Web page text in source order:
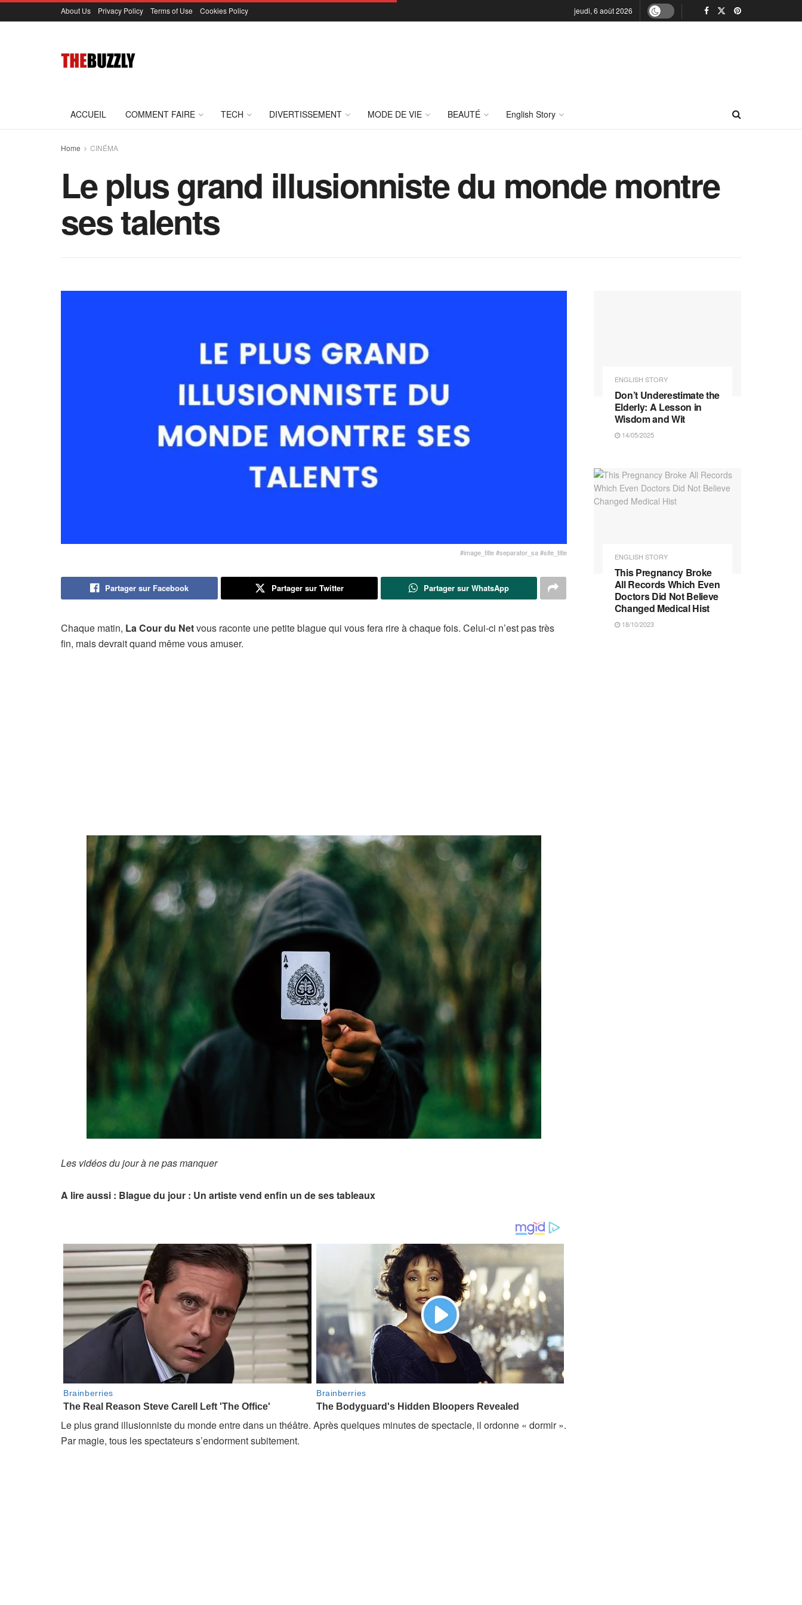
About Us Privacy Policy Terms of Use Cookies Policy jeudi, 6 août 2026
ACCUEIL COMMENT FAIRE TECH DIVERTISSEMENT MODE DE VIE BEAUTÉ English Story
Home CINÉMA
Le plus grand illusionniste du monde montre
ses talents
#image_title #separator_sa #site_title
Partager sur Facebook Partager sur Twitter Partager sur WhatsApp
Chaque matin, La Cour du Netvous raconte une petite blague qui vous fera rire à chaque fois. Celui-ci n’est pas très
fin, mais devrait quand même vous amuser.
Les vidéos du jour à ne pas manquer
A lire aussi : Blague du jour : Un artiste vend enfin un de ses tableaux
Le plus grand illusionniste du monde entre dans un théâtre. Après quelques minutes de spectacle, il ordonne « dormir ».
Par magie, tous les spectateurs s’endorment subitement.
ENGLISH STORY
Don’t Underestimate the
Elderly: A Lesson in
Wisdom and Wit
14/05/2025
ENGLISH STORY
This Pregnancy Broke
All Records Which Even
Doctors Did Not Believe
Changed Medical Hist
18/10/2023